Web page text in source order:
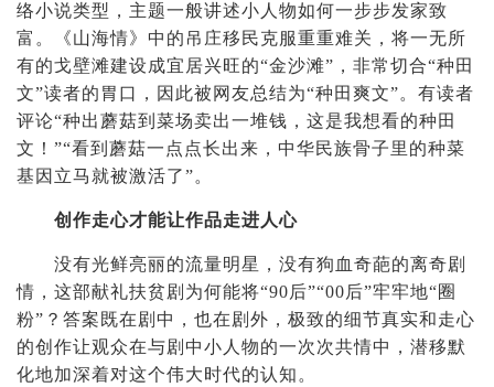
络小说类型，主题一般讲述小人物如何一步步发家致
富。《山海情》中的吊庄移民克服重重难关，将一无所
有的戈壁滩建设成宜居兴旺的“金沙滩”，非常切合“种田
文”读者的胃口，因此被网友总结为“种田爽文”。有读者
评论“种出蘑菇到菜场卖出一堆钱，这是我想看的种田
文！”“看到蘑菇一点点长出来，中华民族骨子里的种菜
基因立马就被激活了”。
创作走心才能让作品走进人心
没有光鲜亮丽的流量明星，没有狗血奇葩的离奇剧
情，这部献礼扶贫剧为何能将“90后”“00后”牢牢地“圈
粉”？答案既在剧中，也在剧外，极致的细节真实和走心
的创作让观众在与剧中小人物的一次次共情中，潜移默
化地加深着对这个伟大时代的认知。